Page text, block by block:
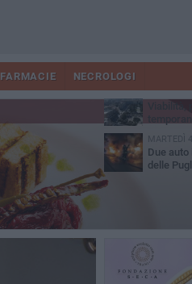
FARMACIE NECROLOGI
Dramma
VENERDÌ
MARTEDÌ
Due auto
delle